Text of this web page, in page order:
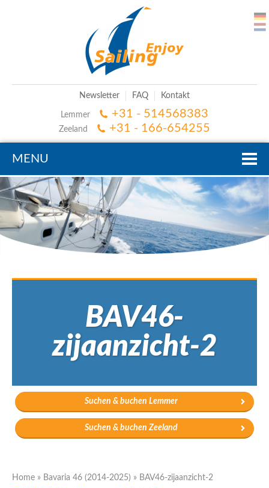
Newsletter FAQ Kontakt
Lemmer +31 - 514568383
Zeeland +31 - 166-654255
MENU
BAV46-
zijaanzicht-2
Suchen & buchen Lemmer
Suchen & buchen Zeeland
Home » Bavaria 46 (2014-2025) » BAV46-zijaanzicht-2